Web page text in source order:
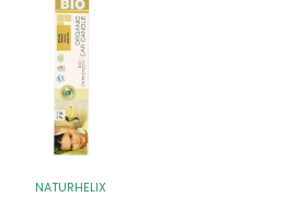
NATURHELIX